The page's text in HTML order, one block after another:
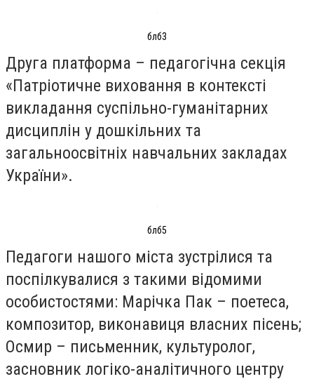
блб3
Друга платформа – педагогічна секція
«Патріотичне виховання в контексті
викладання суспільно-гуманітарних
дисциплін у дошкільних та
загальноосвітніх навчальних закладах
України».
блб5
Педагоги нашого міста зустрілися та
поспілкувалися з такими відомими
особистостями: Марічка Пак – поетеса,
композитор, виконавиця власних пісень;
Осмир – письменник, культуролог,
засновник логіко-аналітичного центру